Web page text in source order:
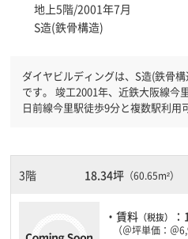
地上5階/2001年7月
S造(鉄骨構造)
ダイヤビルディングは、S造(鉄骨
です。 竣工2001年、近鉄大阪線今里駅徒歩6分です。大阪メトロ千
日前線今里駅徒歩9分と複数駅利用
3階 18.34坪（60.65m²）
・賃料 （税抜）
（＠坪単価：＠